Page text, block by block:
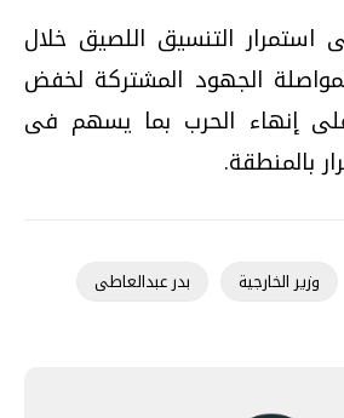
استمرار التنسيق اللصيق خلال
الجهود المشتركة لخفض
إنهاء الحرب بما يسهم فى
بالمنطقة.
وزير الخارجية بدر عبدالعاطى